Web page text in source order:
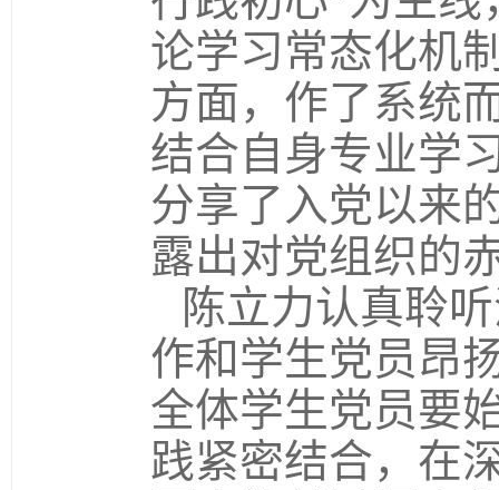
论学习常态化机
方面，作了系统
结合自身专业学
分享了入党以来
露出对党组织的
陈立力认真聆
作和学生党员昂
全体学生党员要
践紧密结合，在